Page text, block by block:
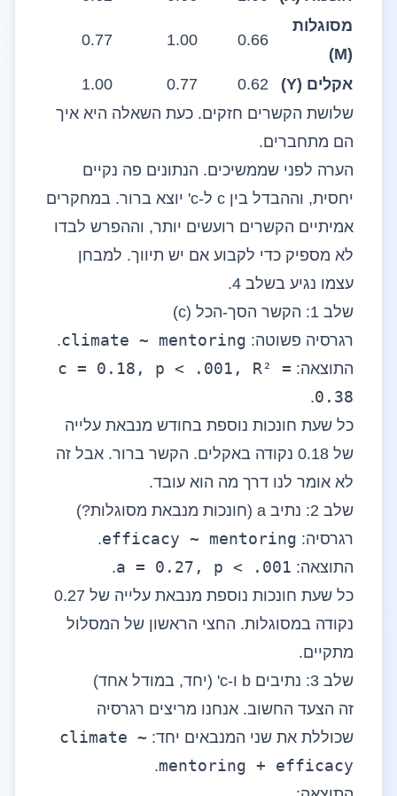
מסוגלות
(M)
0.66
1.00
0.77
אקלים (Y) 0.62
0.77
1.00
שלושת הקשרים חזקים. כעת השאלה היא איך
הם מתחברים.
הערה לפני שממשיכים. הנתונים פה נקיים
יחסית, וההבדל בין c ל-c' יוצא ברור. במחקרים
אמיתיים הקשרים רועשים יותר, וההפרש לבדו
לא מספיק כדי לקבוע אם יש תיווך. למבחן
עצמו נגיע בשלב 4.
שלב 1: הקשר הסך-הכל (c)
רגרסיה פשוטה: climate ~ mentoring
.
התוצאה: c = 0.18, p < .001, R² =
0.38
.
כל שעת חונכות נוספת בחודש מנבאת עלייה
של 0.18 נקודה באקלים. הקשר ברור. אבל זה
לא אומר לנו דרך מה הוא עובד.
שלב 2: נתיב a (חונכות מנבאת מסוגלות?)
רגרסיה: efficacy ~ mentoring
.
התוצאה: a = 0.27, p < .001
.
כל שעת חונכות נוספת מנבאת עלייה של 0.27
נקודה במסוגלות. החצי הראשון של המסלול
מתקיים.
שלב 3: נתיבים b ו-c' (יחד, במודל אחד)
זה הצעד החשוב. אנחנו מריצים רגרסיה
שכוללת את שני המנבאים יחד: climate ~
mentoring + efficacy
.